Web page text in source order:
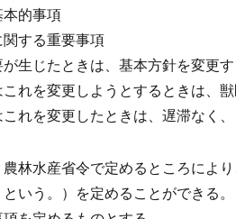
的事項
する重要事項
生じたときは、基本方針を変更す
れを変更しようとするときは、
れを変更したときは、遅滞なく
林水産省令で定めるところによ
いう。）を定めることができる。